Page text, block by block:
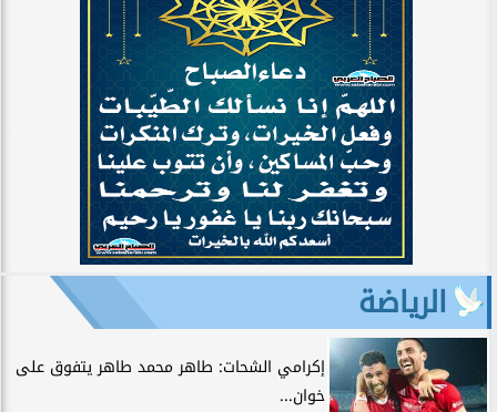
الرياضة
إكرامي الشحات: طاهر محمد طاهر يتفوق على
خوان...